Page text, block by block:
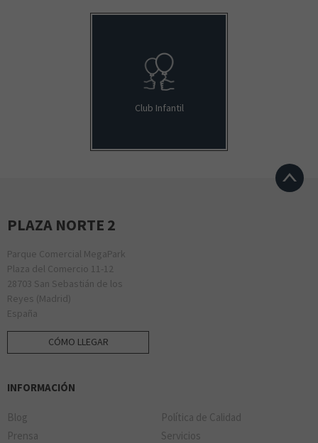
Club Infantil
PLAZA NORTE 2
Parque Comercial MegaPark
Plaza del Comercio 11-12
28703 San Sebastián de los
Reyes (Madrid)
España
CÓMO LLEGAR
INFORMACIÓN
Blog
Política de Calidad
Prensa
Servicios